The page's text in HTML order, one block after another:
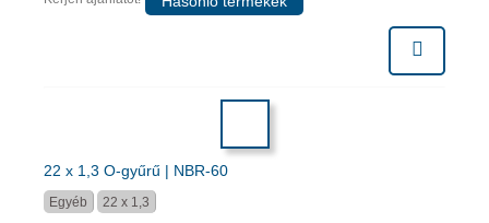
22 x 1,3 O-gyűrű | NBR-60
Egyéb 22 x 1,3